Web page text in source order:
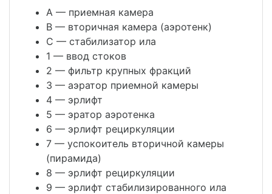
A — приемная камера
B — вторичная камера (аэротенк)
C — стабилизатор ила
1 — ввод стоков
2 — фильтр крупных фракций
3 — аэратор приемной камеры
4 — эрлифт
5 — эратор аэротенка
6 — эрлифт рециркуляции
7 — успокоитель вторичной камеры
(пирамида)
8 — эрлифт рециркуляции
9 — эрлифт стабилизированного ила